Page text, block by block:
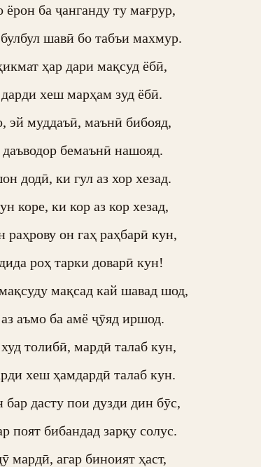
ба ҷанганду ту мағрур,
шавӣ бо табъи махмур.
ҳар дари мақсуд ёбӣ,
хеш марҳам зуд ёбӣ.
эй муддаъӣ, маънӣ бибояд,
бемаънӣ нашояд.
додӣ, ки гул аз хор хезад.
коре, ки кор аз кор хезад,
раҳрову он гаҳ раҳбарӣ кун,
роҳ тарки доварӣ кун!
мақсад кай шавад шод,
аъмо ба амё ҷӯяд иршод.
толибӣ, мардӣ талаб кун,
хеш ҳамдардӣ талаб кун.
бар дасту пои дузди дин бӯс,
поят бибандад зарқу солус.
мардӣ, агар биноият ҳаст,